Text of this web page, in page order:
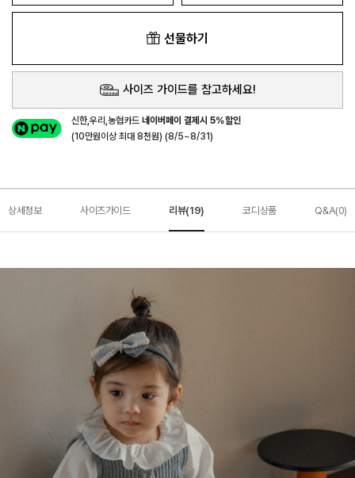
선물하기
사이즈 가이드를 참고하세요!
신한,우리,농협카드네이버페이 결제시 5%할인
(10만원이상 최대 8천원) (8/5~8/31)
상세정보 사이즈가이드 리뷰(19) 코디상품 Q&A(0)